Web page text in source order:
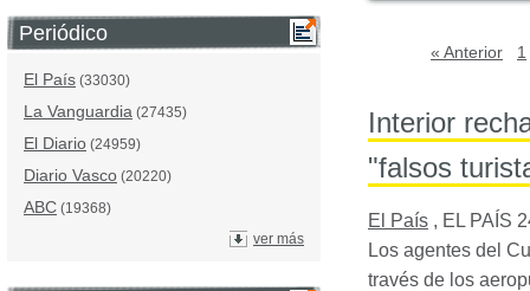
Periódico
El País (33030)
La Vanguardia (27435)
El Diario (24959)
Diario Vasco (20220)
ABC (19368)
ver más
« Anterior 1
Interior
"falsos
El País , EL PAÍS
Los agentes del
través de los